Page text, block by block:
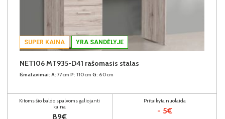
SUPER KAINA YRA SANDĖLYJE
NET106 MT935-D41 rašomasis stalas
Išmatavimai: A: 77cm P: 110cm G: 60cm
Kitoms šio baldo spalvoms galiojanti
kaina
89€
Pritaikyta nuolaida
- 5€